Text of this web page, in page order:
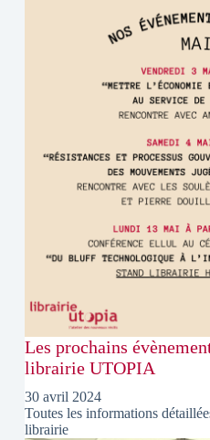
Les prochains
librairie UTOPIA
30 avril 2024
Toutes les informations
librairie